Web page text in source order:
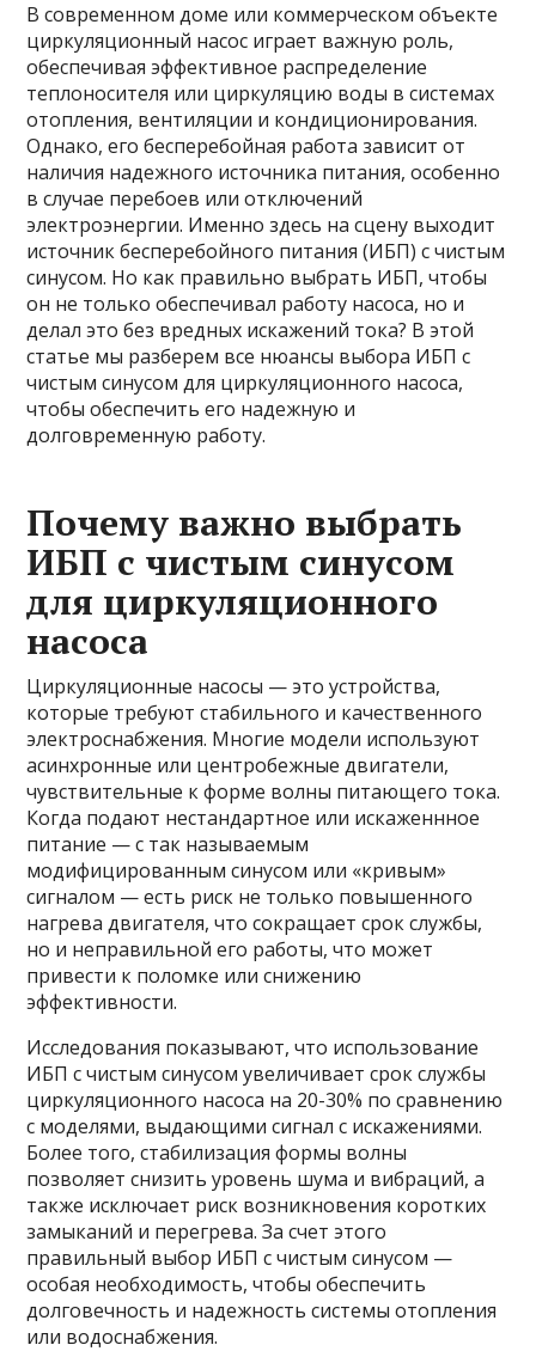
В современном доме или коммерческом объекте
циркуляционный насос играет важную роль,
обеспечивая эффективное распределение
теплоносителя или циркуляцию воды в системах
отопления, вентиляции и кондиционирования.
Однако, его бесперебойная работа зависит от
наличия надежного источника питания, особенно
в случае перебоев или отключений
электроэнергии. Именно здесь на сцену выходит
источник бесперебойного питания (ИБП) с чистым
синусом. Но как правильно выбрать ИБП, чтобы
он не только обеспечивал работу насоса, но и
делал это без вредных искажений тока? В этой
статье мы разберем все нюансы выбора ИБП с
чистым синусом для циркуляционного насоса,
чтобы обеспечить его надежную и
долговременную работу.
Почему важно выбрать
ИБП с чистым синусом
для циркуляционного
насоса
Циркуляционные насосы — это устройства,
которые требуют стабильного и качественного
электроснабжения. Многие модели используют
асинхронные или центробежные двигатели,
чувствительные к форме волны питающего тока.
Когда подают нестандартное или искаженнное
питание — с так называемым
модифицированным синусом или «кривым»
сигналом — есть риск не только повышенного
нагрева двигателя, что сокращает срок службы,
но и неправильной его работы, что может
привести к поломке или снижению
эффективности.
Исследования показывают, что использование
ИБП с чистым синусом увеличивает срок службы
циркуляционного насоса на 20-30% по сравнению
с моделями, выдающими сигнал с искажениями.
Более того, стабилизация формы волны
позволяет снизить уровень шума и вибраций, а
также исключает риск возникновения коротких
замыканий и перегрева. За счет этого
правильный выбор ИБП с чистым синусом —
особая необходимость, чтобы обеспечить
долговечность и надежность системы отопления
или водоснабжения.